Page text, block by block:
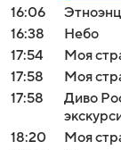
16:06
16:38
Небо
17:54
Моя
17:58
Моя
17:58
Диво
18:20
Моя